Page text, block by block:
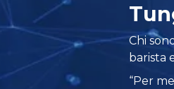
Chi
barista
“Per